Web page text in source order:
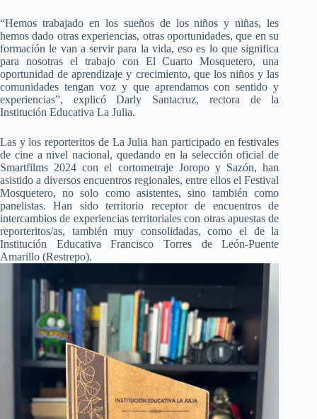
“Hemos trabajado en los sueños de los niños y niñas, les
hemos dado otras experiencias, otras oportunidades, que en su
formación le van a servir para la vida, eso es lo que significa
para nosotras el trabajo con El Cuarto Mosquetero, una
oportunidad de aprendizaje y crecimiento, que los niños y las
comunidades tengan voz y que aprendamos con sentido y
experiencias”, explicó Darly Santacruz, rectora de la
Institución Educativa La Julia.
Las y los reporteritos de La Julia han participado en festivales
de cine a nivel nacional, quedando en la selección oficial de
Smartfilms 2024 con el cortometraje Joropo y Sazón, han
asistido a diversos encuentros regionales, entre ellos el Festival
Mosquetero, no solo como asistentes, sino también como
panelistas. Han sido territorio receptor de encuentros de
intercambios de experiencias territoriales con otras apuestas de
reporteritos/as, también muy consolidadas, como el de la
Institución Educativa Francisco Torres de León-Puente
Amarillo (Restrepo).